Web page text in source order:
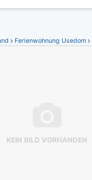
Ferienwohnung Usedom
KEIN BILD VORHANDEN